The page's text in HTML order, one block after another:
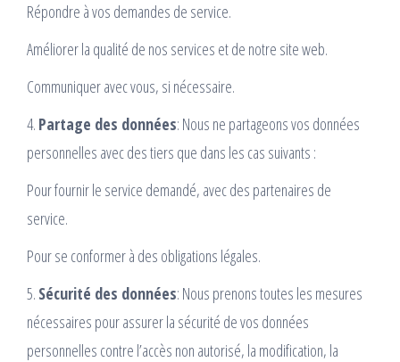
Répondre à vos demandes de service.
Améliorer la qualité de nos services et de notre site web.
Communiquer avec vous, si nécessaire.
4. Partage des données: Nous ne partageons vos données
personnelles avec des tiers que dans les cas suivants :
Pour fournir le service demandé, avec des partenaires de
service.
Pour se conformer à des obligations légales.
5. Sécurité des données: Nous prenons toutes les mesures
nécessaires pour assurer la sécurité de vos données
personnelles contre l’accès non autorisé, la modification, la